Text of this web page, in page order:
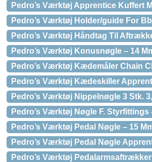
Pedro’s Værktøj Apprentice Kuffert
Pedro’s Værktøj Holder/guide For
Pedro’s Værktøj Håndtag Til
Pedro’s Værktøj Konusnøgle – 14
Pedro’s Værktøj Kædemåler Chain
Pedro’s Værktøj Kædeskiller
Pedro’s Værktøj Nippelnøgle 3 Stk.
Pedro’s Værktøj Nøgle F.
Pedro’s Værktøj Pedal Nøgle – 15
Pedro’s Værktøj Pedal Nøgle
Pedro’s Værktøj